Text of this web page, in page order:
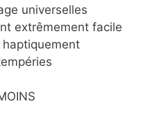
universelles
extrêmement facile